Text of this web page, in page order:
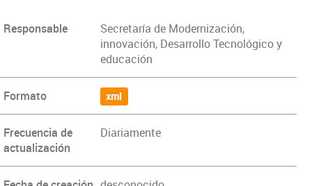
Responsable
Secretaría de Modernización,
innovación, Desarrollo Tecnológico y
educación
Formato xml
Frecuencia de
actualización
Diariamente